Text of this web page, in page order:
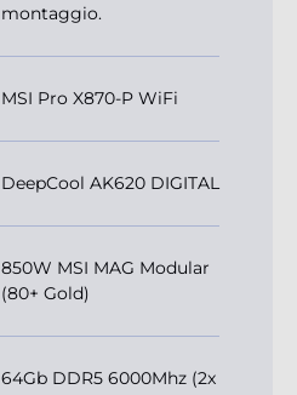
montaggio.
MSI Pro X870-P WiFi
DeepCool AK620 DIGITAL
850W MSI MAG Modular
(80+ Gold)
64Gb DDR5 6000Mhz (2x